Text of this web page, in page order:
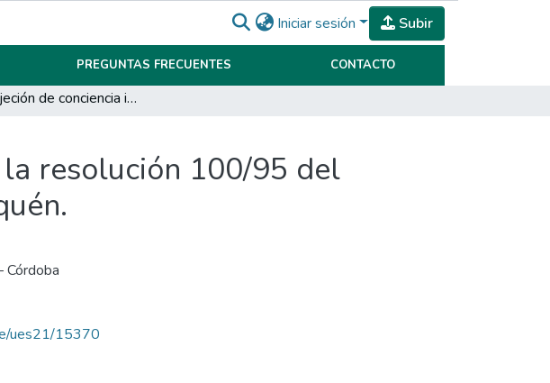
Iniciar sesión Subir
PREGUNTAS FRECUENTES CONTACTO
La objeción de conciencia implicancia en la resolución 100/95 del Consejo provincial de educación de Neuquén.
resolución 100/95 del
Córdoba
ues21/15370